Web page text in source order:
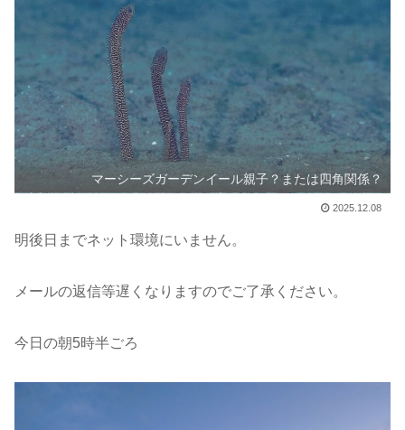
マーシーズガーデンイール親子？または四角関係？
2025.12.08
明後日までネット環境にいません。
メールの返信等遅くなりますのでご了承ください。
今日の朝5時半ごろ